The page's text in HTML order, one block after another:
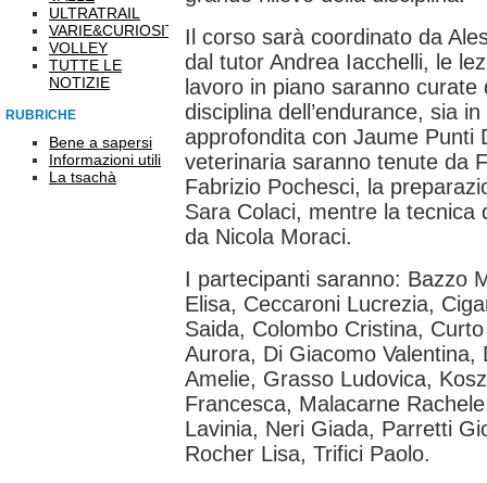
ULTRATRAIL
VARIE&CURIOSITÀ
VOLLEY
TUTTE LE
NOTIZIE
RUBRICHE
Bene a sapersi
Informazioni utili
La tsachà
Il corso sarà coordinato da
dal tutor Andrea Iacchelli, le
lavoro in piano saranno
disciplina dell’endurance, sia
approfondita con Jaume Punti
veterinaria saranno tenute da
Fabrizio Pochesci, la
Sara Colaci, mentre la tecnica
da Nicola Moraci.
I partecipanti saranno: Bazzo
Elisa, Ceccaroni Lucrezia,
Saida, Colombo Cristina,
Aurora, Di Giacomo Valentina,
Amelie, Grasso Ludovica,
Francesca, Malacarne
Lavinia, Neri Giada, Parretti
Rocher Lisa, Trifici Paolo.